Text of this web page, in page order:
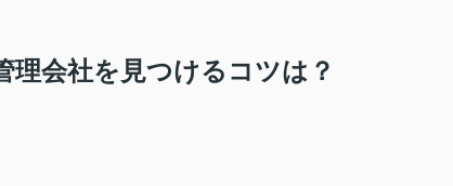
理会社を見つけるコツは？